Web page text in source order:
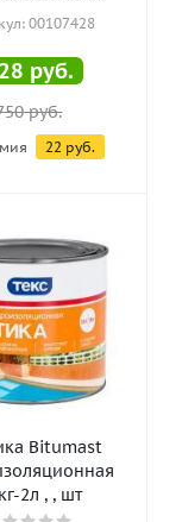
00107428
руб.
руб.
22 руб.
Bitumast
2л , , шт